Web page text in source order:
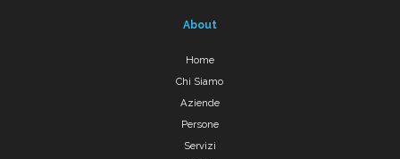
About
Home
Chi Siamo
Aziende
Persone
Servizi